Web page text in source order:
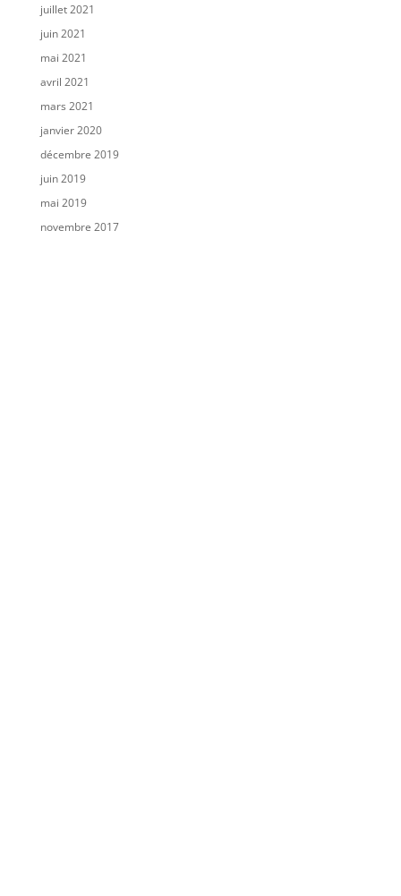
juillet 2021
juin 2021
mai 2021
avril 2021
mars 2021
janvier 2020
décembre 2019
juin 2019
mai 2019
novembre 2017